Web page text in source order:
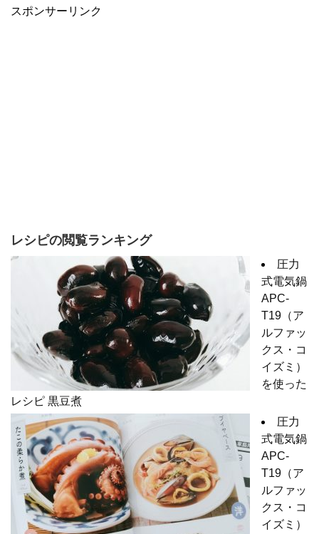
スポンサーリンク
レシピの閲覧ランキング
圧力
式電気鍋
APC-
T19（ア
ルファッ
クス・コ
イズミ）
を使った
レシピ 黒豆煮
圧力
式電気鍋
APC-
T19（ア
ルファッ
クス・コ
イズミ）